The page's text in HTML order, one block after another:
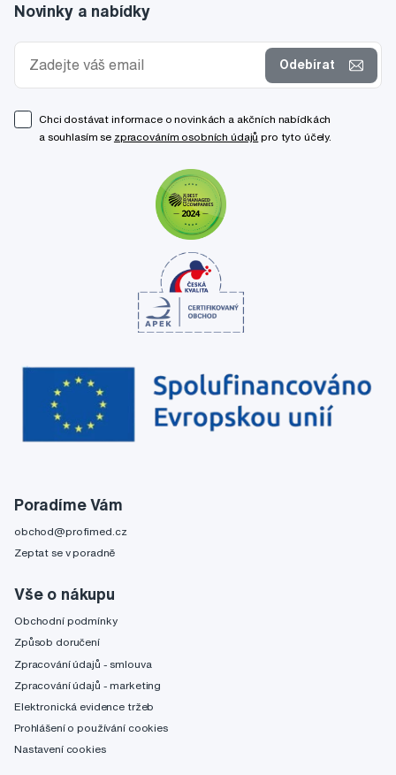
Poradíme Vám
obchod@profimed.cz
Zeptat se v poradně
Vše o nákupu
Obchodní podmínky
Způsob doručení
Zpracování údajů - smlouva
Zpracování údajů - marketing
Elektronická evidence tržeb
Prohlášení o používání cookies
Nastavení cookies
Novinky a nabídky
Odebírat
Chci dostávat informace o novinkách a akčních nabídkách
a souhlasím se zpracováním osobních údajů pro tyto účely.